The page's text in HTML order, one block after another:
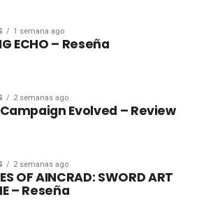
1 semana ago
ECHO – Reseña
2 semanas ago
Evolved – Review
2 semanas ago
OF AINCRAD: SWORD ART
– Reseña